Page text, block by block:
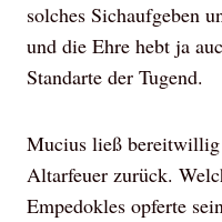
solches Sichaufgeben
und die Ehre hebt ja
Standarte der Tugend.
Mucius ließ
Altarfeuer zurück.
Empedokles opferte